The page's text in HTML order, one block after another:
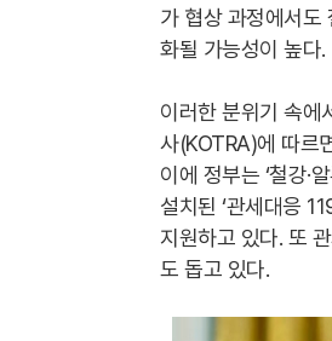
가 협상 과정에서도
화될 가능성이 높다.
이러한 분위기 속에
사(KOTRA)에 따르
이에 정부는 ‘철강·
설치된 ‘관세대응
지원하고 있다. 또
도 돕고 있다.